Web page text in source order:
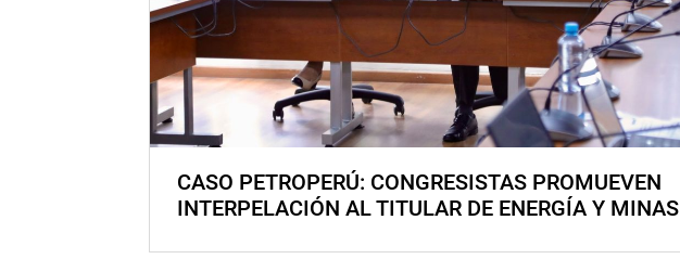
CASO PETROPERÚ: CONGRESISTAS PROMUEVEN
INTERPELACIÓN AL TITULAR DE ENERGÍA Y MINAS